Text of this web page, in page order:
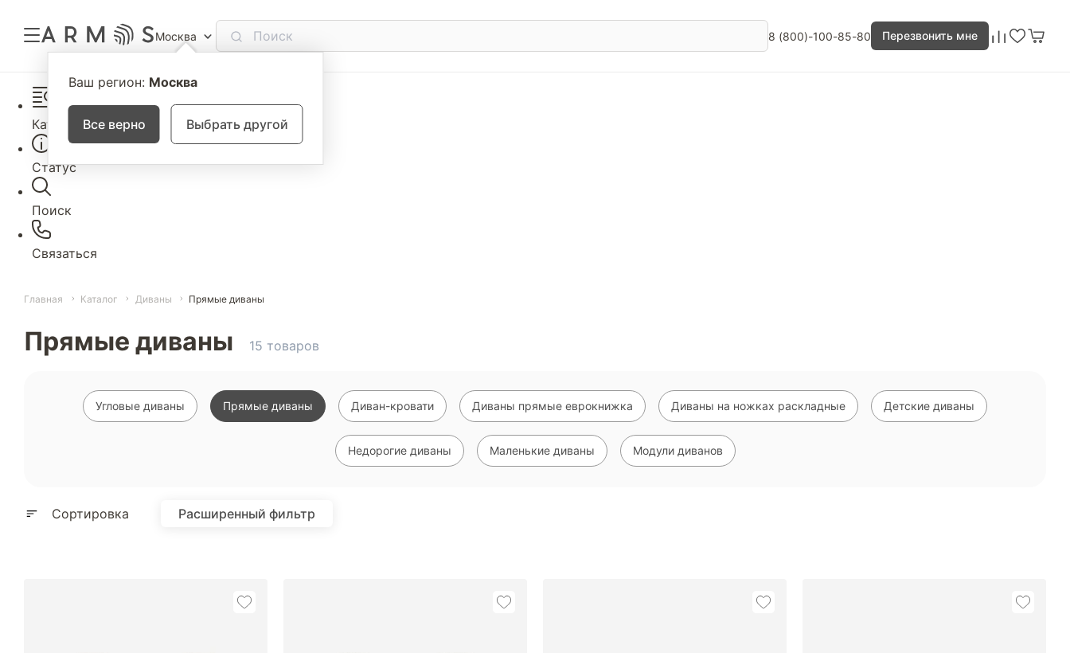
Москва
Ваш регион: Москва
Все верно Выбрать другой
8 (800)-100-85-80 Перезвонить мне
Каталог
Статус
Поиск
Связаться
Главная Каталог Диваны Прямые диваны
Прямые диваны 15 товаров
Угловые диваны Прямые диваны Диван-кровати Диваны прямые еврокнижка Диваны на ножках раскладные Детские диваны
Недорогие диваны Маленькие диваны Модули диванов
Сортировка Расширенный фильтр